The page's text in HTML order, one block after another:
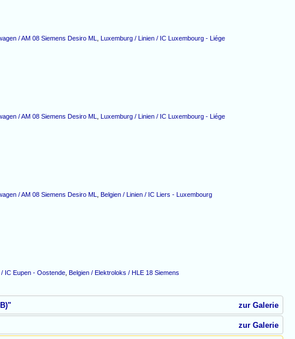
/ AM 08 Siemens Desiro ML Luxemburg / Linien / IC Luxembourg - Liége
/ AM 08 Siemens Desiro ML Luxemburg / Linien / IC Luxembourg - Liége
/ AM 08 Siemens Desiro ML Belgien / Linien / IC Liers - Luxembourg
/ IC Eupen - Oostende Belgien / Elektroloks / HLE 18 Siemens
zur Galerie
zur Galerie